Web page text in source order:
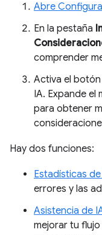
Abre
En la pestaña
comprender
Activa el
IA. Expande el
para obtener
Hay dos funciones:
Estadísticas
errores y las
Asistencia de
mejorar tu